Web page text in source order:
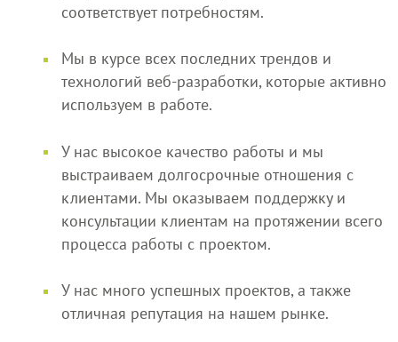
соответствует потребностям.
Мы в курсе всех последних трендов и
технологий веб-разработки, которые активно
используем в работе.
У нас высокое качество работы и мы
выстраиваем долгосрочные отношения с
клиентами. Мы оказываем поддержку и
консультации клиентам на протяжении всего
процесса работы с проектом.
У нас много успешных проектов, а также
отличная репутация на нашем рынке.